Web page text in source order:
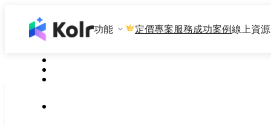
功能 定價專案服務成功案例線上資源